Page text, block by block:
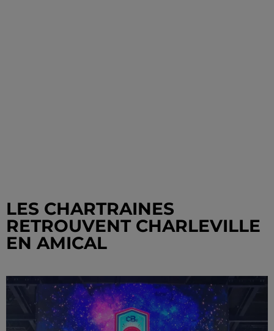
LES CHARTRAINES
RETROUVENT CHARLEVILLE
EN AMICAL